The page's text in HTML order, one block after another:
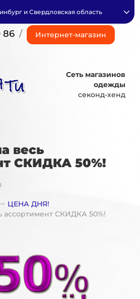
86 / Интернет-магазин
и Свердловская область
Сеть магазинов
одежды
секонд-хенд
весь
СКИДКА 50%!
ЦЕНА ДНЯ!
ассортимент СКИДКА 50%!